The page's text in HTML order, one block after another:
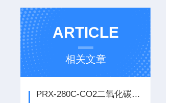
ARTICLE
相关文章
PRX-280C-CO2二氧化碳智能人工气候箱厂家*